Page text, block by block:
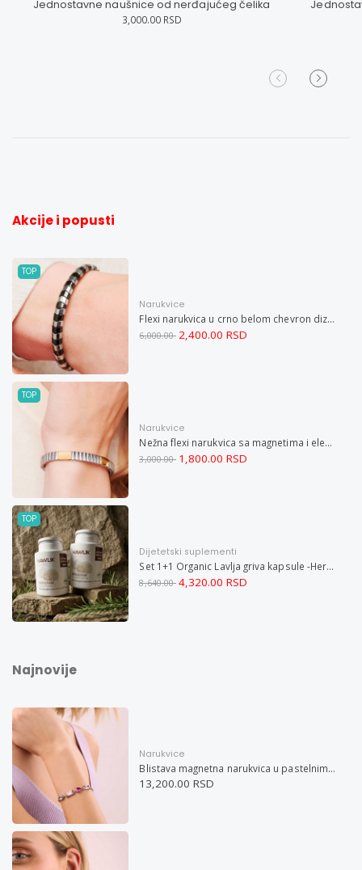
Jednostavne naušnice od nerđajućeg čelika
3,000.00 RSD
Akcije i popusti
TOP
Narukvice
Flexi narukvica u crno belom chevron dizajnu M
6,000.00 2,400.00 RSD
TOP
Narukvice
Nežna flexi narukvica sa magnetima i elementima u boji zlata i bakrom M
3,000.00 1,800.00 RSD
TOP
Dijetetski suplementi
Set 1+1 Organic Lavlja griva kapsule -Hericium ekstrakt 60
8,640.00 4,320.00 RSD
Najnovije
Narukvice
Blistava magnetna narukvica u pastelnim bojama
13,200.00 RSD